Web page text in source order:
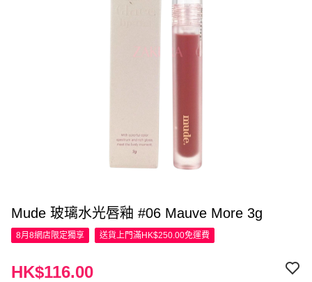
Mude 玻璃水光唇釉 #06 Mauve More 3g
8月8網店限定獨享 送貨上門滿HK$250.00免運費
HK$116.00